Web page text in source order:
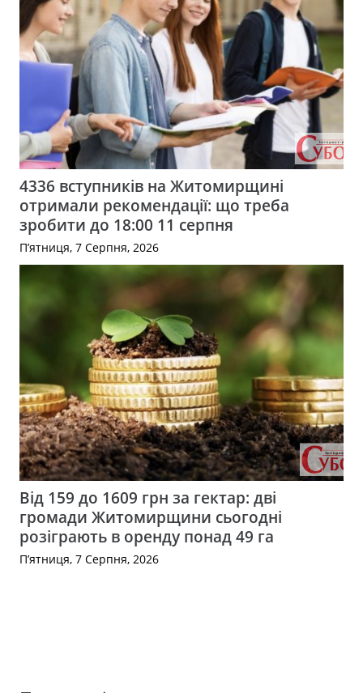
4336 вступників на Житомирщині
отримали рекомендації: що треба
зробити до 18:00 11 серпня
П’ятниця, 7 Серпня, 2026
Від 159 до 1609 грн за гектар: дві
громади Житомирщини сьогодні
розіграють в оренду понад 49 га
П’ятниця, 7 Серпня, 2026